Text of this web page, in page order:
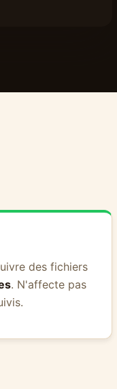
des fichiers
. N'affecte pas